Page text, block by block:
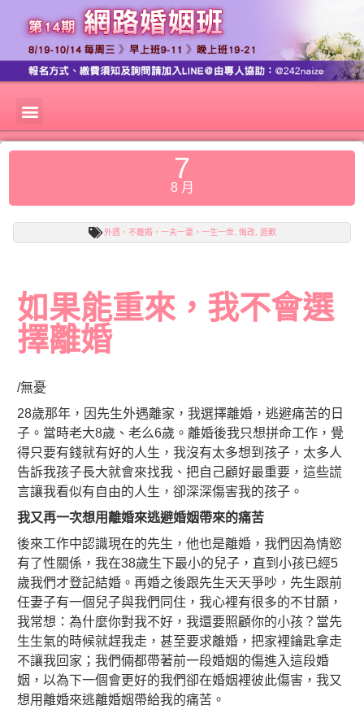
7
8 月
外遇，不離婚，一夫一妻，一生一世, 悔改, 道歉
如果能重來，我不會選
擇離婚
/無憂
28歲那年，因先生外遇離家，我選擇離婚，逃避痛苦的日
子。當時老大8歲、老么6歲。離婚後我只想拼命工作，覺
得只要有錢就有好的人生，我沒有太多想到孩子，太多人
告訴我孩子長大就會來找我、把自己顧好最重要，這些謊
言讓我看似有自由的人生，卻深深傷害我的孩子。
我又再一次想用離婚來逃避婚姻帶來的痛苦
後來工作中認識現在的先生，他也是離婚，我們因為情慾
有了性關係，我在38歲生下最小的兒子，直到小孩已經5
歲我們才登記結婚。再婚之後跟先生天天爭吵，先生跟前
任妻子有一個兒子與我們同住，我心裡有很多的不甘願，
我常想：為什麼你對我不好，我還要照顧你的小孩？當先
生生氣的時候就趕我走，甚至要求離婚，把家裡鑰匙拿走
不讓我回家；我們倆都帶著前一段婚姻的傷進入這段婚
姻，以為下一個會更好的我們卻在婚姻裡彼此傷害，我又
想用離婚來逃離婚姻帶給我的痛苦。